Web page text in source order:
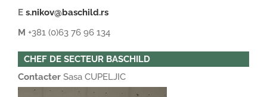
E s.nikov@baschild.rs
M +381 (0)63 76 96 134
CHEF DE SECTEUR BASCHILD
ContacterSasa CUPELJIC